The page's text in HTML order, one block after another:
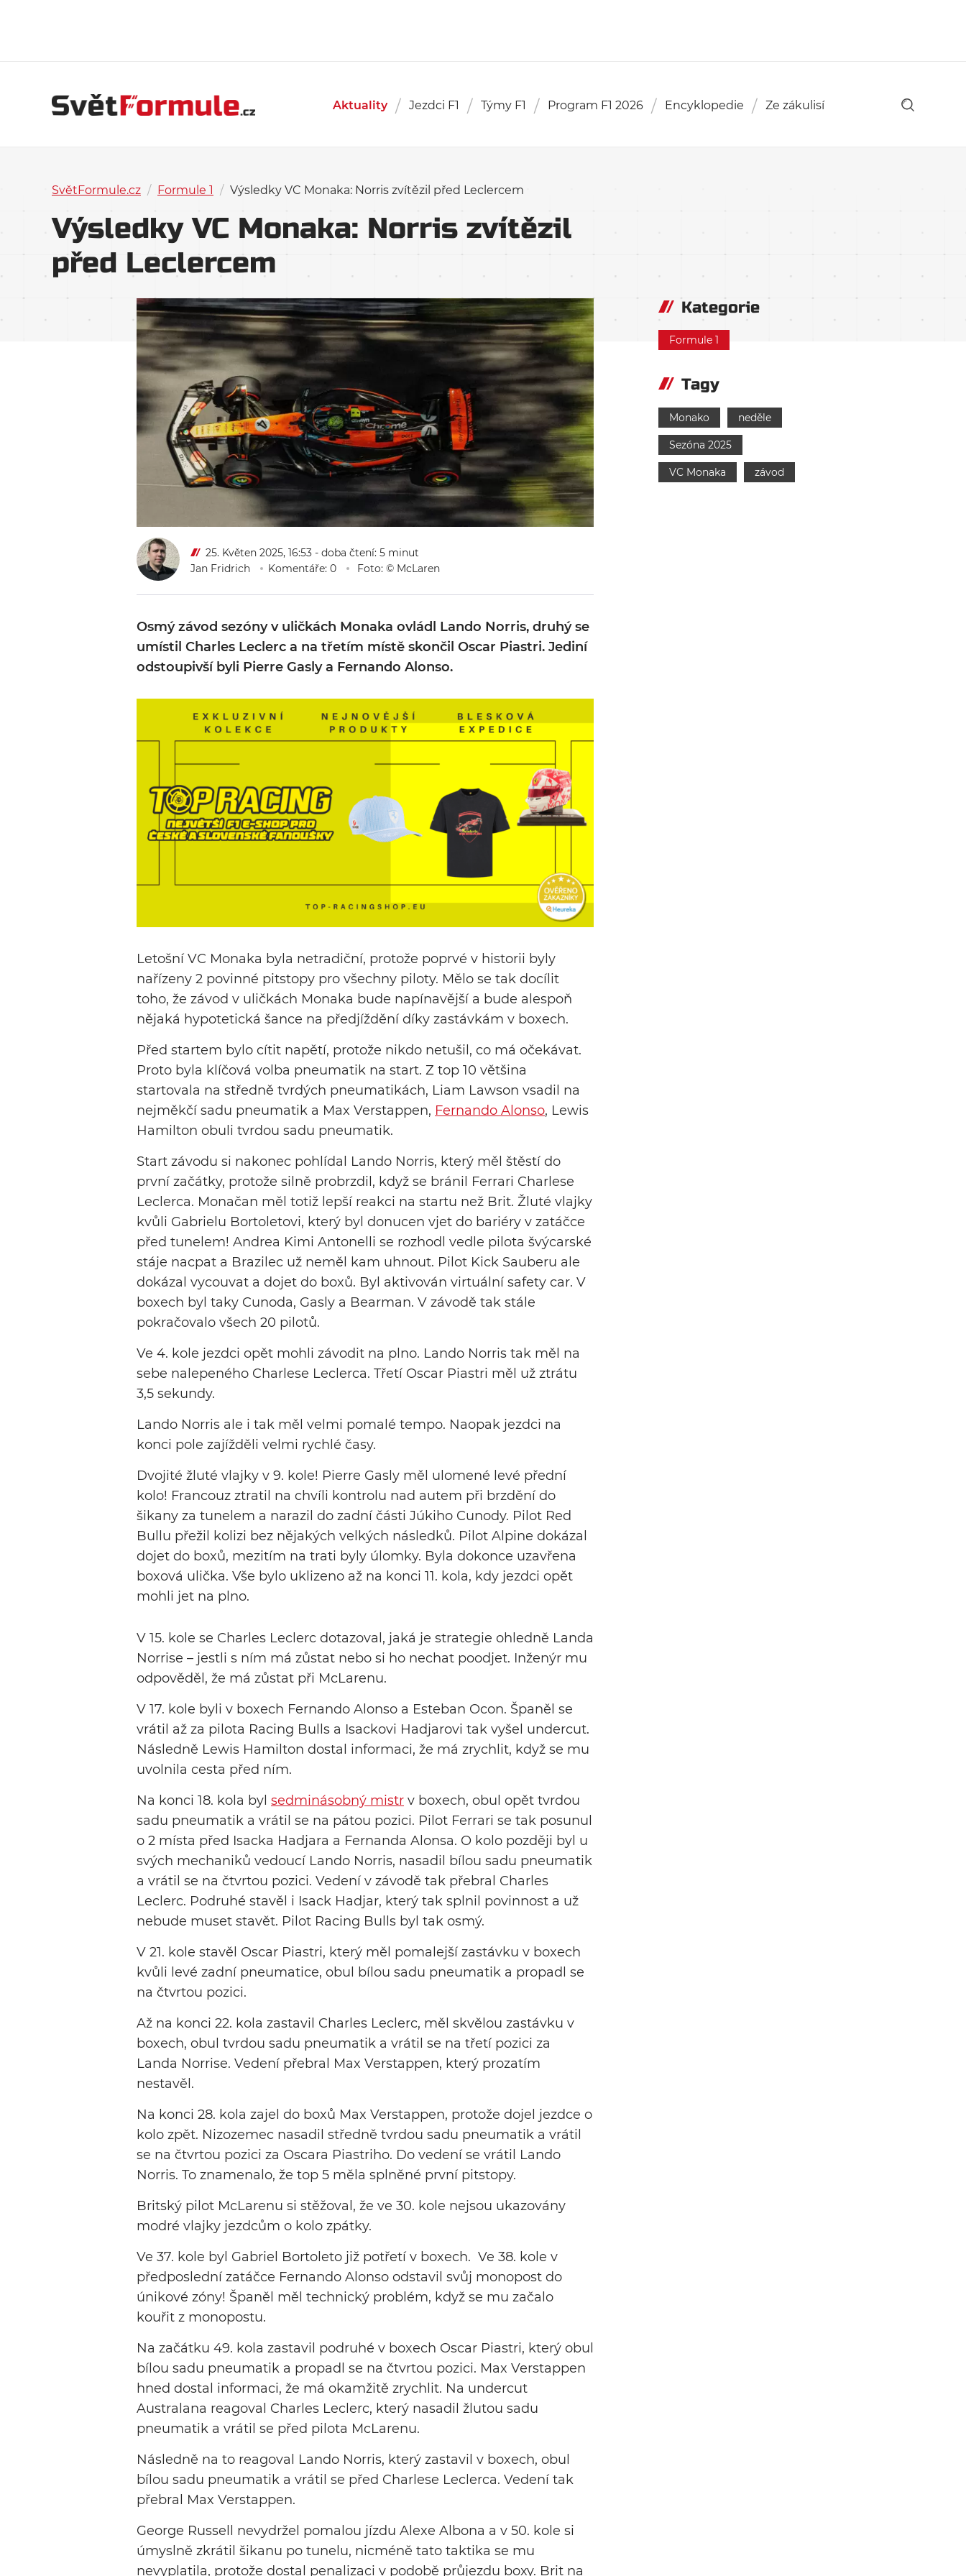
Aktuality Jezdci F1 Týmy F1 Program F1 2026 Encyklopedie Ze zákulisí
SvětFormule.cz / Formule 1 / Výsledky VC Monaka: Norris zvítězil před Leclercem
Výsledky VC Monaka: Norris zvítězil
před Leclercem
25. Květen 2025, 16:53 - doba čtení: 5 minut
Jan Fridrich
Komentáře: 0 Foto: © McLaren
Osmý závod sezóny v uličkách Monaka ovládl Lando Norris, druhý se
umístil Charles Leclerc a na třetím místě skončil Oscar Piastri. Jediní
odstoupivší byli Pierre Gasly a Fernando Alonso.
Letošní VC Monaka byla netradiční, protože poprvé v historii byly
nařízeny 2 povinné pitstopy pro všechny piloty. Mělo se tak docílit
toho, že závod v uličkách Monaka bude napínavější a bude alespoň
nějaká hypotetická šance na předjíždění díky zastávkám v boxech.
Před startem bylo cítit napětí, protože nikdo netušil, co má očekávat.
Proto byla klíčová volba pneumatik na start. Z top 10 většina
startovala na středně tvrdých pneumatikách, Liam Lawson vsadil na
nejměkčí sadu pneumatik a Max Verstappen, Fernando Alonso, Lewis
Hamilton obuli tvrdou sadu pneumatik.
Start závodu si nakonec pohlídal Lando Norris, který měl štěstí do
první začátky, protože silně probrzdil, když se bránil Ferrari Charlese
Leclerca. Monačan měl totiž lepší reakci na startu než Brit. Žluté vlajky
kvůli Gabrielu Bortoletovi, který byl donucen vjet do bariéry v zatáčce
před tunelem! Andrea Kimi Antonelli se rozhodl vedle pilota švýcarské
stáje nacpat a Brazilec už neměl kam uhnout. Pilot Kick Sauberu ale
dokázal vycouvat a dojet do boxů. Byl aktivován virtuální safety car. V
boxech byl taky Cunoda, Gasly a Bearman. V závodě tak stále
pokračovalo všech 20 pilotů.
Ve 4. kole jezdci opět mohli závodit na plno. Lando Norris tak měl na
sebe nalepeného Charlese Leclerca. Třetí Oscar Piastri měl už ztrátu
3,5 sekundy.
Lando Norris ale i tak měl velmi pomalé tempo. Naopak jezdci na
konci pole zajížděli velmi rychlé časy.
Dvojité žluté vlajky v 9. kole! Pierre Gasly měl ulomené levé přední
kolo! Francouz ztratil na chvíli kontrolu nad autem při brzdění do
šikany za tunelem a narazil do zadní části Júkiho Cunody. Pilot Red
Bullu přežil kolizi bez nějakých velkých následků. Pilot Alpine dokázal
dojet do boxů, mezitím na trati byly úlomky. Byla dokonce uzavřena
boxová ulička. Vše bylo uklizeno až na konci 11. kola, kdy jezdci opět
mohli jet na plno.
V 15. kole se Charles Leclerc dotazoval, jaká je strategie ohledně Landa
Norrise – jestli s ním má zůstat nebo si ho nechat poodjet. Inženýr mu
odpověděl, že má zůstat při McLarenu.
V 17. kole byli v boxech Fernando Alonso a Esteban Ocon. Španěl se
vrátil až za pilota Racing Bulls a Isackovi Hadjarovi tak vyšel undercut.
Následně Lewis Hamilton dostal informaci, že má zrychlit, když se mu
uvolnila cesta před ním.
Na konci 18. kola byl sedminásobný mistr v boxech, obul opět tvrdou
sadu pneumatik a vrátil se na pátou pozici. Pilot Ferrari se tak posunul
o 2 místa před Isacka Hadjara a Fernanda Alonsa. O kolo později byl u
svých mechaniků vedoucí Lando Norris, nasadil bílou sadu pneumatik
a vrátil se na čtvrtou pozici. Vedení v závodě tak přebral Charles
Leclerc. Podruhé stavěl i Isack Hadjar, který tak splnil povinnost a už
nebude muset stavět. Pilot Racing Bulls byl tak osmý.
V 21. kole stavěl Oscar Piastri, který měl pomalejší zastávku v boxech
kvůli levé zadní pneumatice, obul bílou sadu pneumatik a propadl se
na čtvrtou pozici.
Až na konci 22. kola zastavil Charles Leclerc, měl skvělou zastávku v
boxech, obul tvrdou sadu pneumatik a vrátil se na třetí pozici za
Landa Norrise. Vedení přebral Max Verstappen, který prozatím
nestavěl.
Na konci 28. kola zajel do boxů Max Verstappen, protože dojel jezdce o
kolo zpět. Nizozemec nasadil středně tvrdou sadu pneumatik a vrátil
se na čtvrtou pozici za Oscara Piastriho. Do vedení se vrátil Lando
Norris. To znamenalo, že top 5 měla splněné první pitstopy.
Britský pilot McLarenu si stěžoval, že ve 30. kole nejsou ukazovány
modré vlajky jezdcům o kolo zpátky.
Ve 37. kole byl Gabriel Bortoleto již potřetí v boxech. Ve 38. kole v
předposlední zatáčce Fernando Alonso odstavil svůj monopost do
únikové zóny! Španěl měl technický problém, když se mu začalo
kouřit z monopostu.
Na začátku 49. kola zastavil podruhé v boxech Oscar Piastri, který obul
bílou sadu pneumatik a propadl se na čtvrtou pozici. Max Verstappen
hned dostal informaci, že má okamžitě zrychlit. Na undercut
Australana reagoval Charles Leclerc, který nasadil žlutou sadu
pneumatik a vrátil se před pilota McLarenu.
Následně na to reagoval Lando Norris, který zastavil v boxech, obul
bílou sadu pneumatik a vrátil se před Charlese Leclerca. Vedení tak
přebral Max Verstappen.
George Russell nevydržel pomalou jízdu Alexe Albona a v 50. kole si
úmyslně zkrátil šikanu po tunelu, nicméně tato taktika se mu
nevyplatila, protože dostal penalizaci v podobě průjezdu boxy. Brit na
Kategorie
Formule 1
Tagy
Monako neděle
Sezóna 2025
VC Monaka závod